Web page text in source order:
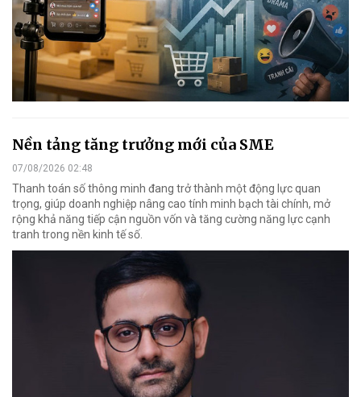
Nền tảng tăng trưởng mới của SME
07/08/2026 02:48
Thanh toán số thông minh đang trở thành một động lực quan
trọng, giúp doanh nghiệp nâng cao tính minh bạch tài chính, mở
rộng khả năng tiếp cận nguồn vốn và tăng cường năng lực cạnh
tranh trong nền kinh tế số.